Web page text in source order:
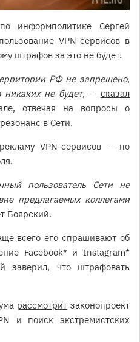
информполитике Сергей
VPN-сервисов в
штрафов за это не будет.
РФ не запрещено,
никаких не будет, —сказал
отвечая на вопросы о
в Сети.
VPN-сервисов — по
пользователь Сети не
предлагаемых коллегами
Боярский.
всего его спрашивают об
Facebook* и Instagram*
заверил, что штрафовать
рассмотрит законопроект
и поиск экстремистских